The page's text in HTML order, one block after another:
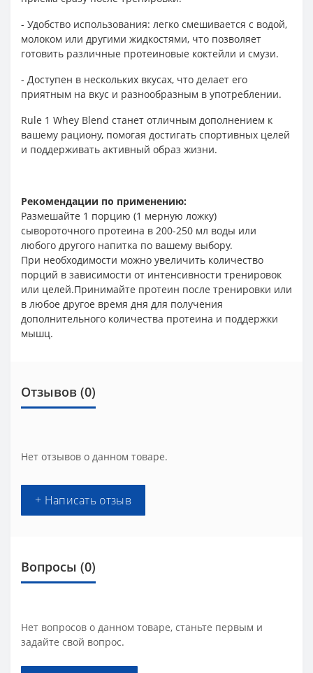
- Удобство использования: легко смешивается с водой,
молоком или другими жидкостями, что позволяет
готовить различные протеиновые коктейли и смузи.
- Доступен в нескольких вкусах, что делает его
приятным на вкус и разнообразным в употреблении.
Rule 1 Whey Blend станет отличным дополнением к
вашему рациону, помогая достигать спортивных целей
и поддерживать активный образ жизни.
Рекомендации по применению:
Размешайте 1 порцию (1 мерную ложку)
сывороточного протеина в 200-250 мл воды или
любого другого напитка по вашему выбору.
При необходимости можно увеличить количество
порций в зависимости от интенсивности тренировок
или целей.Принимайте протеин после тренировки или
в любое другое время дня для получения
дополнительного количества протеина и поддержки
мышц.
Отзывов (0)
Нет отзывов о данном товаре.
+ Написать отзыв
Вопросы (0)
Нет вопросов о данном товаре, станьте первым и
задайте свой вопрос.